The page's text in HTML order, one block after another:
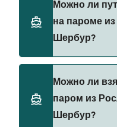
Шербур через наш
страницу
последние акции
Можно ли
на пароме
Шербур?
Brittany Ferries
Можно ли
паром из
Шербур?